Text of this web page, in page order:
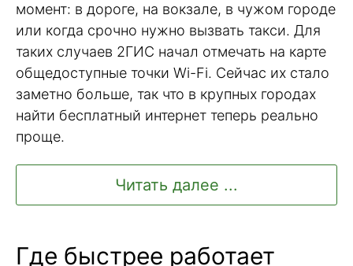
момент: в дороге, на вокзале, в чужом городе
или когда срочно нужно вызвать такси. Для
таких случаев 2ГИС начал отмечать на карте
общедоступные точки Wi-Fi. Сейчас их стало
заметно больше, так что в крупных городах
найти бесплатный интернет теперь реально
проще.
Читать далее ...
Где быстрее работает